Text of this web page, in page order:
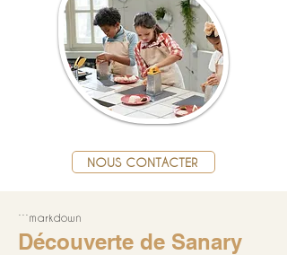
NOUS CONTACTER
```markdown
Découverte de Sanary